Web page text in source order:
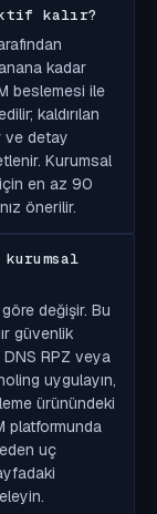
kalır?
kadar
beslemesi ile
kaldırılan
ve detay
Kurumsal
için en az 90
önerilir.
değişir. Bu
güvenlik
DNS RPZ veya
uygulayın,
ürünündeki
platformunda
uç